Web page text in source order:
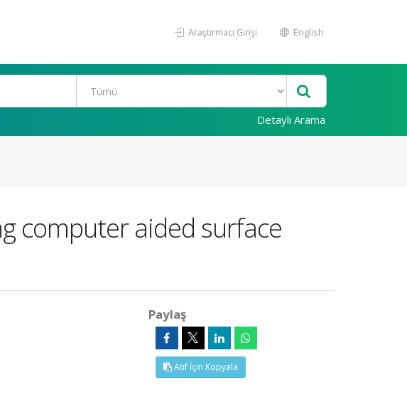
Araştırmacı Girişi English
Detaylı Arama
computer aided surface
Paylaş
Atıf İçin Kopyala